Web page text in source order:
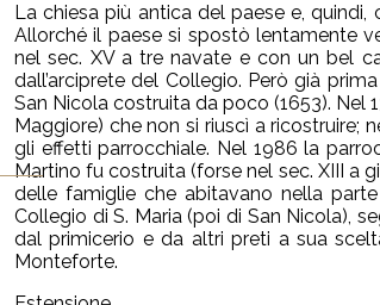
La chiesa più antica del paese e, quindi,
Allorché il paese si spostò lentamente
nel sec. XV a tre navate e con un bel
dall’arciprete del Collegio. Però già
San Nicola costruita da poco (1653). Nel
Maggiore) che non si riuscì a ricostruire;
gli effetti parrocchiale. Nel 1986 la
Martino fu costruita (forse nel sec. XIII a
delle famiglie che abitavano nella
Collegio di S. Maria (poi di San Nicola),
dal primicerio e da altri preti a sua
Monteforte.